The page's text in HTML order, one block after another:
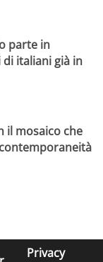
parte in
italiani già in
il mosaico che
Privacy